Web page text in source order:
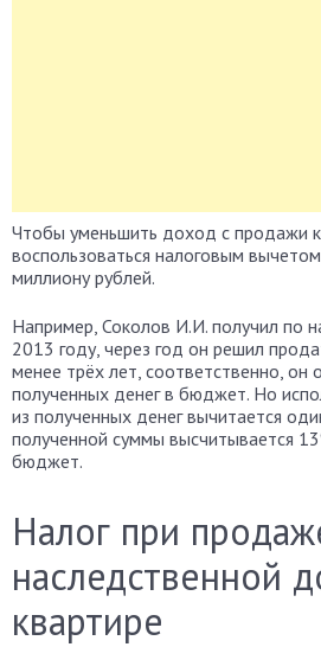
Чтобы уменьшить доход с продажи
воспользоваться налоговым
миллиону рублей.
Например, Соколов И.И. получил по
2013 году, через год он решил
менее трёх лет, соответственно, он
полученных денег в бюджет. Но
из полученных денег вычитается
полученной суммы высчитывается
бюджет.
Налог при
наследственной
квартире